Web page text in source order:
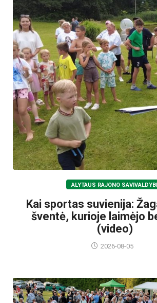
ALYTAUS RAJONO
Kai sportas suvienija:
šventė, kurioje laimėjo
(video)
2026-08-05